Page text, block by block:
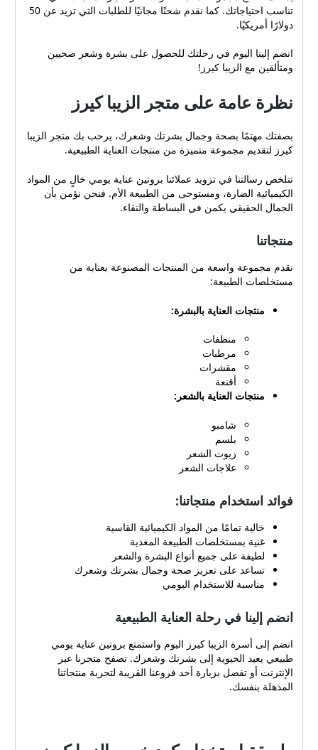
للحصول على المساعدة. هل
تقدم الزيبا كيرز خصومات
أخرى إلى جانب أكواد الخصم؟
نعم، تقدم الزيبا كيرز خصومات
أخرى مثل: الخصومات
خصومات على المنتجات خلال
فترات العطلات والمناسبات
الزيبا كيرز خصومات على
شراء مجموعات من المنتجات.
الولاء للزيبا كيرز العملاء على
تكرار المشتريات. وسائل
التواصل في الزيبا كيرز وسائل
كيرز تتواجد الزيبا كيرز بقوة
الاجتماعي المختلفة، مما يتيح
لعملائها التفاعل معها بسهولة
وسرعة. فيما يلي قائمة
بحسابات المتجر على مواقع
التواصل الاجتماعي: لينكد إن:
https://www.linkedin.com/
https://twitter.com/alzibac
aresS فيسبوك:
/alzibacaresofficial تيك
https://www.tiktok.com/@
alziba.sa وإلى جانب صفحات
كيرز أيضًا خدمات دعم العملاء
عبر: البريد الإلكتروني:
alzibacear@gmail.com
الهاتف: 9665072441629
جدول بيانات التواصل: قناة
الاتصالالمعلوماتملاحظاتالهاتف9
665072441629خدمة
الإلكتروني alzibacear@gmai
ساعةلينكد
إنhttps://www.linkedin.co
m/company/alzibacaresت
حديثات العمليات
m/company/alzibacaresت
ww.facebook.com/alzibaca
/@alziba.sa وإلى جانب
وسائل التواصل الاجتماعي،
يمكن للعملاء التواصل مع
فريق الدعم عبر الهاتف
الإلكتروني
alzibacear@gmail.com
تناسب احتياجاتك. كما نقدم شحنًا مجانيًا للطلبات التي تزيد عن 50
دولارًا أمريكيًا.
انضم إلينا اليوم في رحلتك للحصول على بشرة وشعر صحيين
ومتألقين مع الزيبا كيرز!
نظرة عامة على متجر الزيبا كيرز
بصفتك مهتمًا بصحة وجمال بشرتك وشعرك، يرحب بك متجر الزيبا
كيرز لتقديم مجموعة متميزة من منتجات العناية الطبيعية.
تتلخص رسالتنا في تزويد عملائنا بروتين عناية يومي خالٍ من المواد
الكيميائية الضارة، ومستوحى من الطبيعة الأم. فنحن نؤمن بأن
الجمال الحقيقي يكمن في البساطة والنقاء.
منتجاتنا
نقدم مجموعة واسعة من المنتجات المصنوعة بعناية من
مستخلصات الطبيعة:
منتجات العناية بالبشرة:
منظفات
مرطبات
مقشرات
أقنعة
منتجات العناية بالشعر:
شامبو
بلسم
زيوت الشعر
علاجات الشعر
فوائد استخدام منتجاتنا:
خالية تمامًا من المواد الكيميائية القاسية
غنية بمستخلصات الطبيعة المغذية
لطيفة على جميع أنواع البشرة والشعر
تساعد على تعزيز صحة وجمال بشرتك وشعرك
مناسبة للاستخدام اليومي
انضم إلينا في رحلة العناية الطبيعية
انضم إلى أسرة الزيبا كيرز اليوم واستمتع بروتين عناية يومي
طبيعي يعيد الحيوية إلى بشرتك وشعرك. تصفح متجرنا عبر
الإنترنت أو تفضل بزيارة أحد فروعنا القريبة لتجربة منتجاتنا
المذهلة بنفسك.